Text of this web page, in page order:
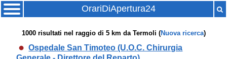
OrariDiApertura24
1000risultati nel raggio di 5 km da Termoli (Nuova ricerca)
Ospedale San Timoteo (U.O.C. Chirurgia